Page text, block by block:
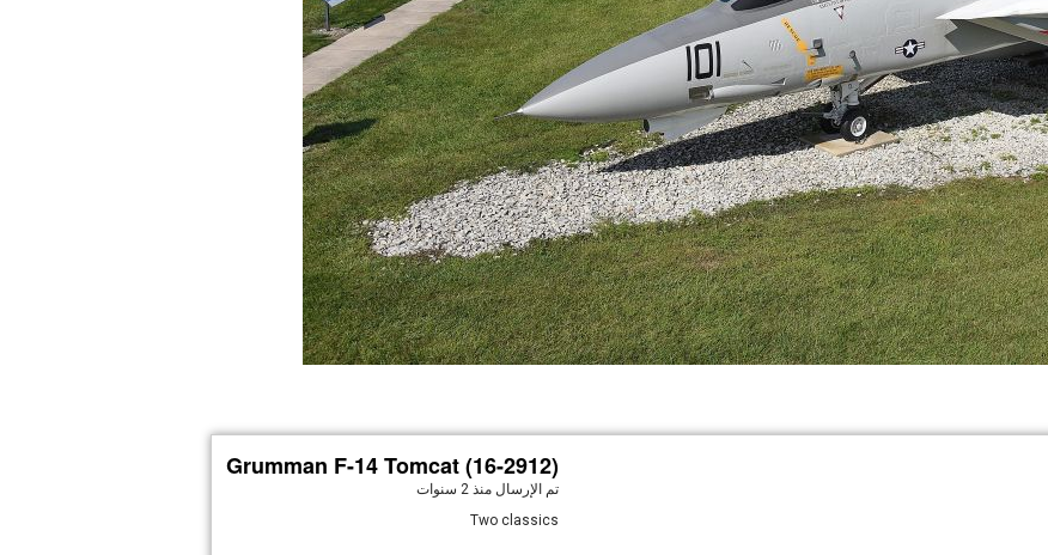
Grumman F-14 Tomcat (16-2912)
تم الإرسال منذ 2 سنوات
Two classics